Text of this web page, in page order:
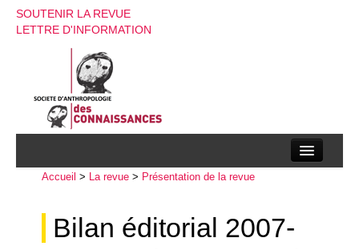
SOUTENIR LA REVUE
LETTRE D'INFORMATION
La société d’anthropologie des connaissances
Recherches
Accueil > La revue > Présentation de la revue
Bilan éditorial 2007-